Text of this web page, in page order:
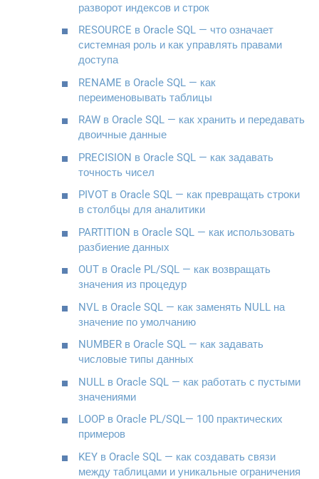
разворот индексов и строк
RESOURCE в Oracle SQL — что означает
системная роль и как управлять правами
доступа
RENAME в Oracle SQL — как
переименовывать таблицы
RAW в Oracle SQL — как хранить и передавать
двоичные данные
PRECISION в Oracle SQL — как задавать
точность чисел
PIVOT в Oracle SQL — как превращать строки
в столбцы для аналитики
PARTITION в Oracle SQL — как использовать
разбиение данных
OUT в Oracle PL/SQL — как возвращать
значения из процедур
NVL в Oracle SQL — как заменять NULL на
значение по умолчанию
NUMBER в Oracle SQL — как задавать
числовые типы данных
NULL в Oracle SQL — как работать с пустыми
значениями
LOOP в Oracle PL/SQL— 100 практических
примеров
KEY в Oracle SQL — как создавать связи
между таблицами и уникальные ограничения